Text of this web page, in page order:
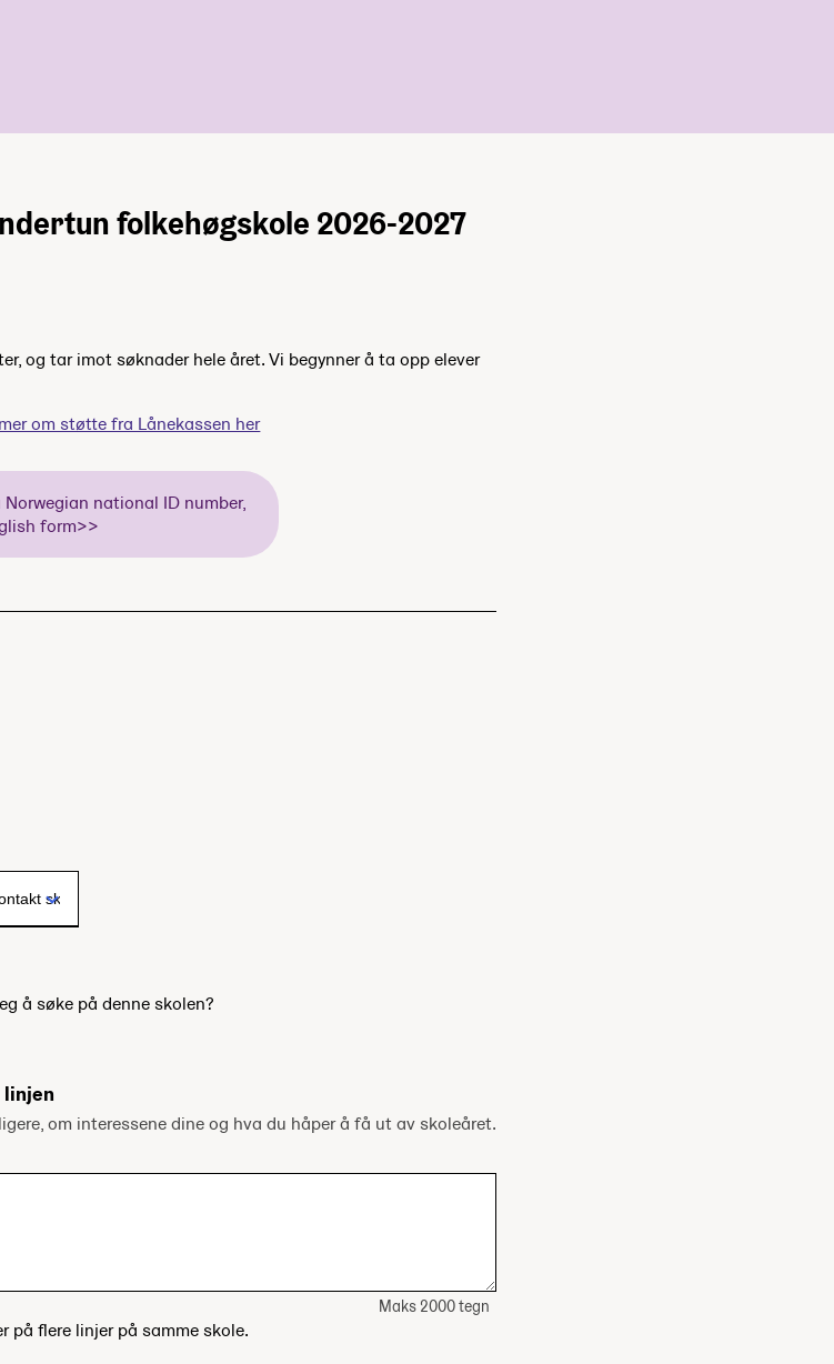
folkehøgskole 2026-2027
og tar imot søknader hele året. Vi begynner å ta opp elever
om støtte fra Lånekassen her
national ID number,
form>>
å søke på denne skolen?
linjen
om interessene dine og hva du håper å få ut av skoleåret.
Maks 2000 tegn
flere linjer på samme skole.